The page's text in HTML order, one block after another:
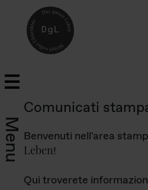
Menu
Comunicati
Benvenuti nell'area
Leben!
Qui troverete